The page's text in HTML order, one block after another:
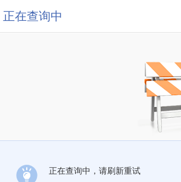
正在查询中
正在查询中，请刷新重试